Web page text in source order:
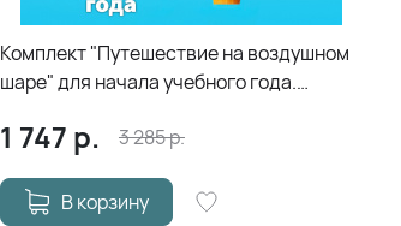
Комплект "Путешествие на воздушном
шаре" для начала учебного года.
1 747 р. 3 285р.
В корзину